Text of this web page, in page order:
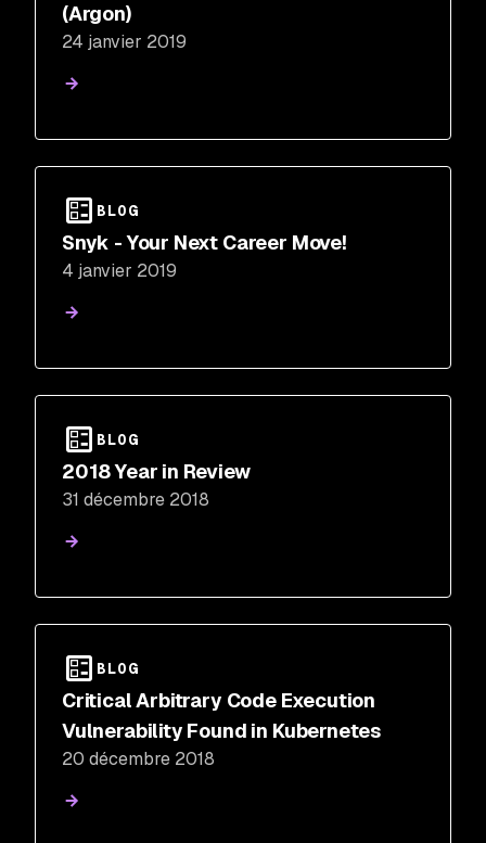
(Argon)
24 janvier 2019
BLOG
Snyk - Your Next Career Move!
4 janvier 2019
BLOG
2018 Year in Review
31 décembre 2018
BLOG
Critical Arbitrary Code Execution
Vulnerability Found in Kubernetes
20 décembre 2018